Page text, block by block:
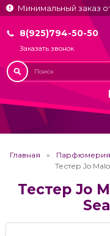
Минимальный заказ
8(925)794-50-50
Заказать звонок
Главная Парфюмерия
Тестер Jo
Тестер Jo